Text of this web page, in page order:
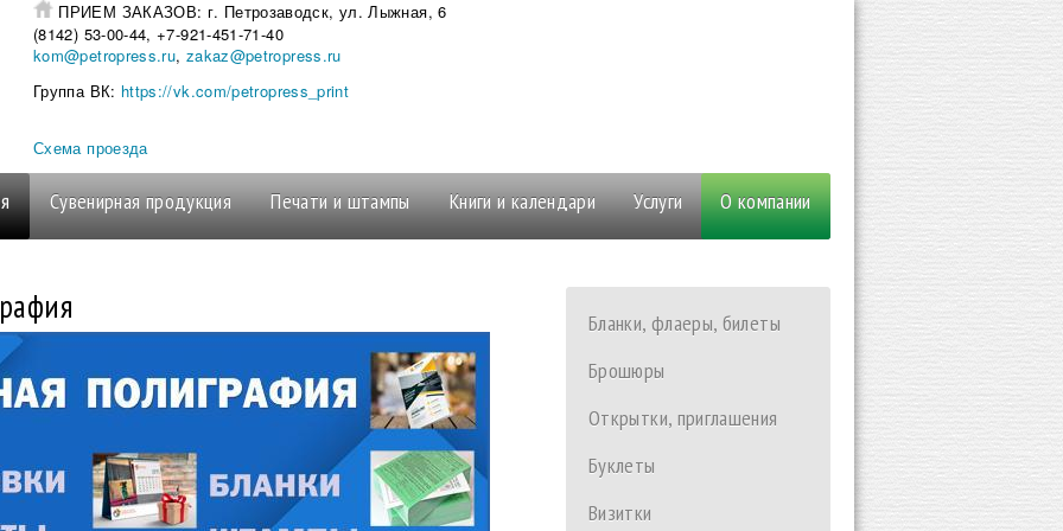
ПРИЕМ ЗАКАЗОВ: г. Петрозаводск, ул. Лыжная, 6
(8142) 53-00-44, +7-921-451-71-40
kom@petropress.ru, zakaz@petropress.ru
Группа ВК: https://vk.com/petropress_print
Схема проезда
Сувенирная продукция Печати и штампы Книги и календари Услуги О компании
Бланки, флаеры, билеты
Брошюры
Открытки, приглашения
Буклеты
Визитки